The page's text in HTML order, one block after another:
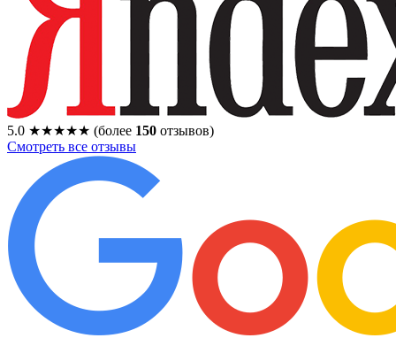
5.0 ★★★★★ (более 150 отзывов)
Смотреть все отзывы